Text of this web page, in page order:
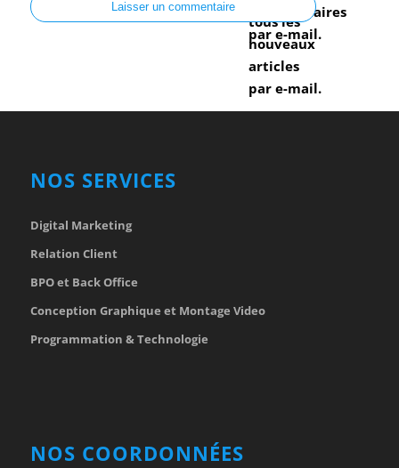
commentaires
par e-mail.
tous les
nouveaux
articles
par e-mail.
NOS SERVICES
Digital Marketing
Relation Client
BPO et Back Office
Conception Graphique et Montage Video
Programmation & Technologie
NOS COORDONNÉES